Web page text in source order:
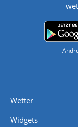
Wetter
Widgets